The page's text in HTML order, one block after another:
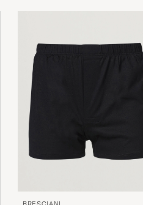
australischer Merinowolle,